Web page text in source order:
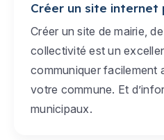
Créer un site internet
Créer un site de mairie,
collectivité est un
communiquer facilement
votre commune. Et
municipaux.